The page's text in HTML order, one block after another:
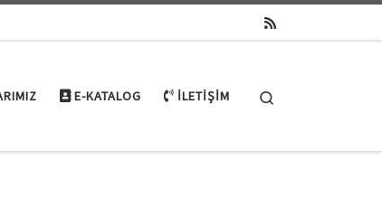
E-KATALOG İLETIŞIM